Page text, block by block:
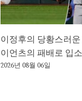
이정후의 당황스러
이언츠의 패배로 입
2026년 08월 06일